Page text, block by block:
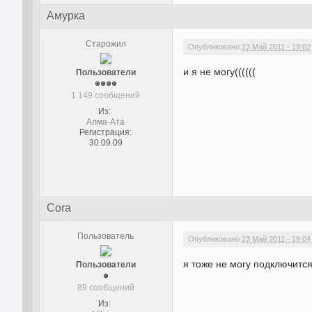
Амурка
Старожил
Пользователи
1 149 сообщений
Из:
Алма-Ата
Регистрация:
30.09.09
Опубликовано 23 Май 2011 - 19:02
и я не могу((((((
Cora
Пользователь
Пользователи
89 сообщений
Из:
Опубликовано 23 Май 2011 - 19:04
я тоже не могу